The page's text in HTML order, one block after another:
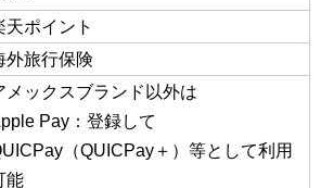
天ポイント
外旅行保険
メックスブランド以外は
Pay：登録して
（QUICPay＋）等として利用
能